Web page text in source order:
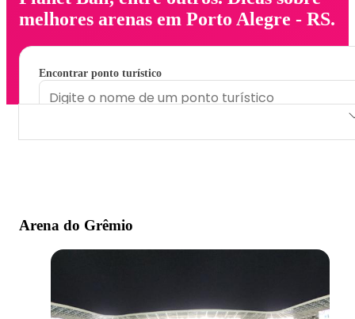
melhores arenas em Porto Alegre - RS.
Encontrar ponto turístico
Estádio Passo d'Areia
Arena do Grêmio